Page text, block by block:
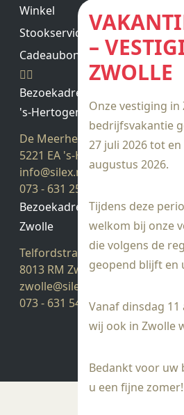
–
ZWOLLE
Onze vestiging in
bedrijfsvakantie
27 juli 2026 tot
augustus 2026.
Tijdens deze
welkom bij onze
die volgens de
geopend blijft en
Vanaf dinsdag
wij ook in Zwolle
Bedankt voor uw
u een fijne zomer!
Winkel
Stookservice
Cadeaubon saldo
Bezoekadres
's-Hertogenbosch
De Meerheuvel 21
5221 EA 's-Hertogenbosch
info@silex.nl
073 - 631 25 28
Bezoekadres
Zwolle
Telfordstraat 14
8013 RM Zwolle
zwolle@silex.nl
073 - 631 54 05